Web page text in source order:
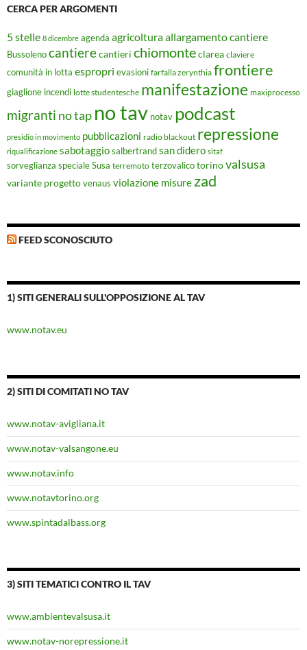
CERCA PER ARGOMENTI
5 stelle 8 dicembre agenda agricolturaallargamento cantiere
Bussolenocantierecantieri chiomonteclarea claviere
comunità in lotta espropri evasioni farfalla zerynthia frontiere
giaglione incendi lotte studentesche manifestazione maxiprocesso
migranti no tap no tav notav podcast
presidio in movimento pubblicazioni radio blackout repressione
riqualificazione sabotaggiosalbertrandsan didero sitaf
sorveglianza speciale Susa terremoto terzovalico torinovalsusa
variante progettovenaus violazione misure zad
FEED SCONOSCIUTO
1) SITI GENERALI SULL'OPPOSIZIONE AL TAV
www.notav.eu
2) SITI DI COMITATI NO TAV
www.notav-avigliana.it
www.notav-valsangone.eu
www.notav.info
www.notavtorino.org
www.spintadalbass.org
3) SITI TEMATICI CONTRO IL TAV
www.ambientevalsusa.it
www.notav-norepressione.it